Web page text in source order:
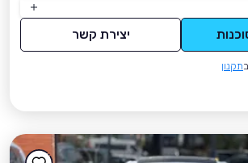
יצירת קשר
תקנון